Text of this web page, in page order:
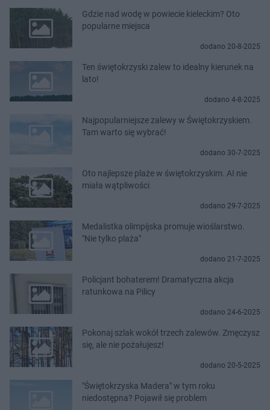
Gdzie nad wodę w powiecie kieleckim? Oto
popularne miejsca
dodano 20-8-2025
Ten świętokrzyski zalew to idealny kierunek na
lato!
dodano 4-8-2025
Najpopularniejsze zalewy w Świętokrzyskiem.
Tam warto się wybrać!
dodano 30-7-2025
Oto najlepsze plaże w świętokrzyskim. AI nie
miała wątpliwości
dodano 29-7-2025
Medalistka olimpijska promuje wioślarstwo.
"Nie tylko plaża"
dodano 21-7-2025
Policjant bohaterem! Dramatyczna akcja
ratunkowa na Pilicy
dodano 24-6-2025
Pokonaj szlak wokół trzech zalewów. Zmęczysz
się, ale nie pożałujesz!
dodano 20-5-2025
"Świętokrzyska Madera" w tym roku
niedostępna? Pojawił się problem